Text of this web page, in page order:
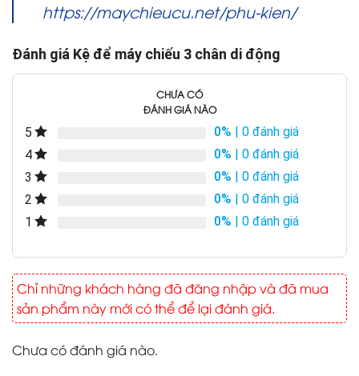
https://maychieucu.net/phu-kien/
Đánh giá Kệ để máy chiếu 3 chân di động
CHƯA CÓ
ĐÁNH GIÁ NÀO
5 0% | 0 đánh giá
4
0% | 0 đánh giá
3
0% | 0 đánh giá
2
0% | 0 đánh giá
1
0% | 0 đánh giá
Chỉ những khách hàng đã đăng nhập và đã mua
sản phẩm này mới có thể để lại đánh giá.
Chưa có đánh giá nào.